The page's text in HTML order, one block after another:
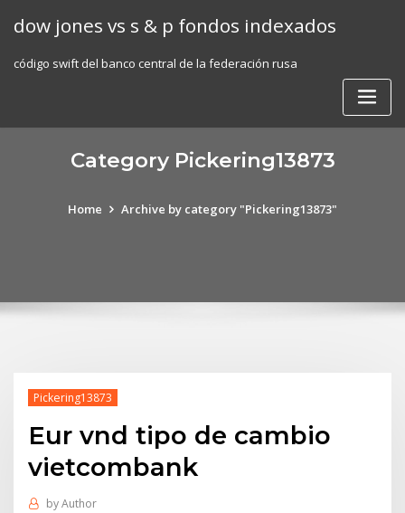
dow jones vs s & p fondos indexados
código swift del banco central de la federación rusa
Category Pickering13873
Home Archive by category "Pickering13873"
Pickering13873
Eur vnd tipo de cambio
vietcombank
byAuthor